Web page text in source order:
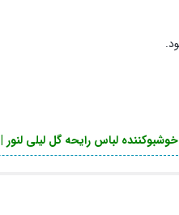
خوشبوکننده لباس رایحه گل لیلی لنور | exotic & moonlight lily